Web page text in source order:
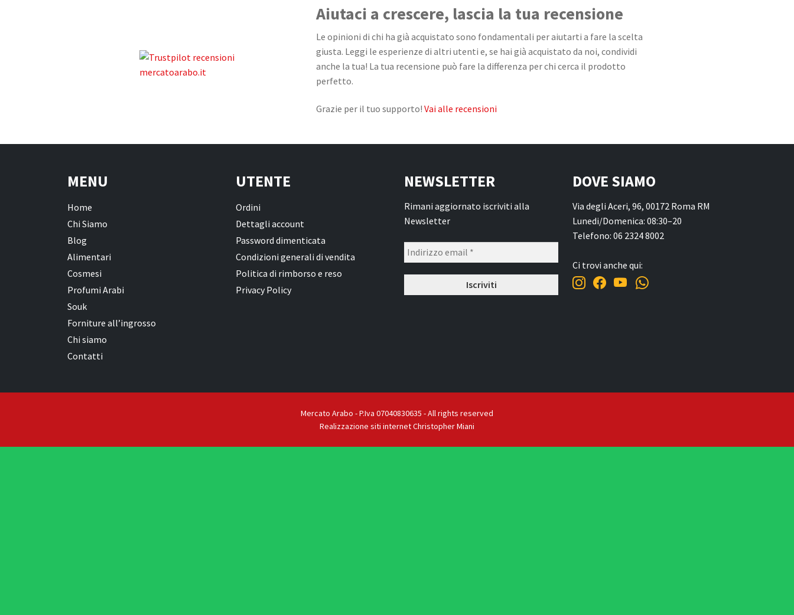
Aiutaci a crescere, lascia la tua recensione
Le opinioni di chi ha già acquistato sono fondamentali per aiutarti a fare la scelta
giusta. Leggi le esperienze di altri utenti e, se hai già acquistato da noi, condividi
anche la tua! La tua recensione può fare la differenza per chi cerca il prodotto
perfetto.
Grazie per il tuo supporto! Vai alle recensioni
MENU
Home
Chi Siamo
Blog
Alimentari
Cosmesi
Profumi Arabi
Souk
Forniture all’ingrosso
Chi siamo
Contatti
UTENTE
Ordini
Dettagli account
Password dimenticata
Condizioni generali di vendita
Politica di rimborso e reso
Privacy Policy
NEWSLETTER
Rimani aggiornato iscriviti alla
Newsletter
DOVE SIAMO
Via degli Aceri, 96, 00172 Roma RM
Lunedi/Domenica: 08:30–20
Telefono: 06 2324 8002
Ci trovi anche qui:
Mercato Arabo - P.Iva 07040830635 - All rights reserved
Realizzazione siti internet Christopher Miani